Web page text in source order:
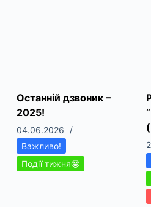
Останній дзвоник –
2025!
04.06.2026
Важливо!
Події тижня🤩